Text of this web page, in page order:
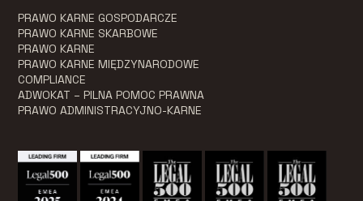
PRAWO KARNE GOSPODARCZE
PRAWO KARNE SKARBOWE
PRAWO KARNE
PRAWO KARNE MIĘDZYNARODOWE
COMPLIANCE
ADWOKAT – PILNA POMOC PRAWNA
PRAWO ADMINISTRACYJNO-KARNE